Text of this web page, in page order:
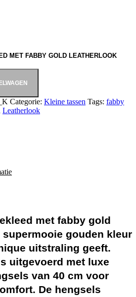
MET FABBY GOLD LEATHERLOOK
Categorie: Kleine tassen Tags: fabby
Leatherlook
met fabby gold
supermooie gouden kleur
uitstraling geeft.
uitgevoerd met luxe
van 40 cm voor
De hengsels